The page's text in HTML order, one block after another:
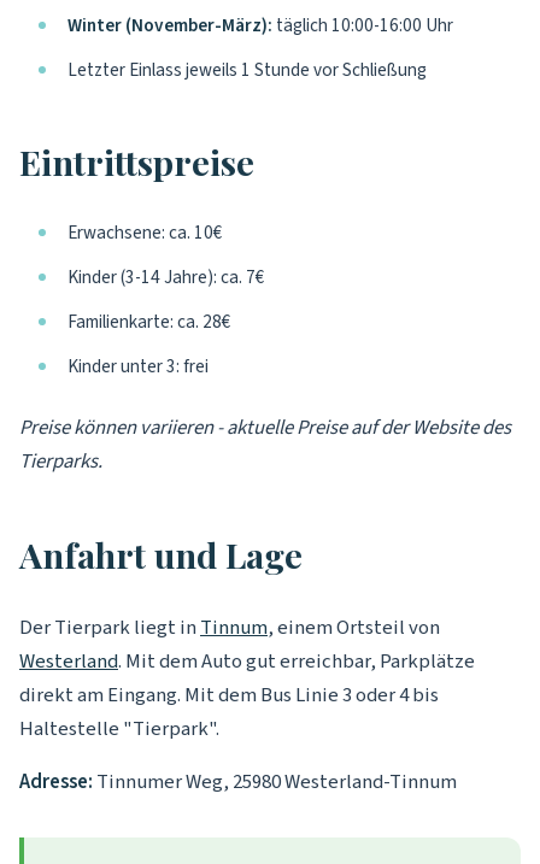
Winter (November-März): täglich 10:00-16:00 Uhr
Letzter Einlass jeweils 1 Stunde vor Schließung
Eintrittspreise
Erwachsene: ca. 10€
Kinder (3-14 Jahre): ca. 7€
Familienkarte: ca. 28€
Kinder unter 3: frei
Preise können variieren - aktuelle Preise auf der Website des
Tierparks.
Anfahrt und Lage
Der Tierpark liegt inTinnum, einem Ortsteil von
Westerland. Mit dem Auto gut erreichbar, Parkplätze
direkt am Eingang. Mit dem Bus Linie 3 oder 4 bis
Haltestelle "Tierpark".
Adresse: Tinnumer Weg, 25980 Westerland-Tinnum